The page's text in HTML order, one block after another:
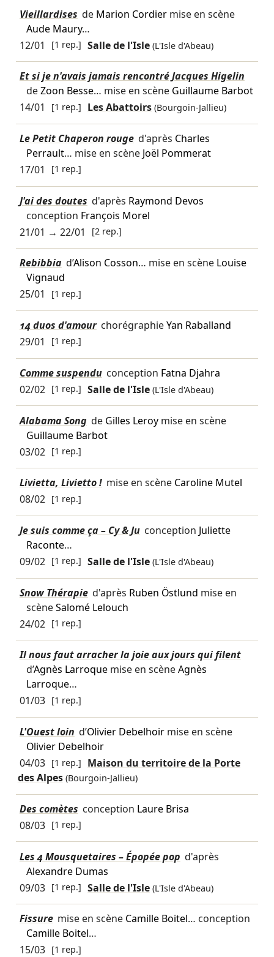
Vieillardises de Marion Cordiermise en scène
Aude Maury…
12/01
[1 rep.] Salle de l'Isle (L'Isle d'Abeau)
Et si je n'avais jamais rencontré Jacques Higelin
deZoon Besse… mise en scène Guillaume Barbot
14/01
[1 rep.] Les Abattoirs (Bourgoin-Jallieu)
Le Petit Chaperon rouge d'après Charles
Perrault… mise en scène Joël Pommerat
17/01
[1 rep.]
J'ai des doutes d'après Raymond Devos
conception François Morel
21/01 → 22/01 [2 rep.]
Rebibbia d’Alison Cosson… mise en scène Louise
Vignaud
25/01
[1 rep.]
14 duos d'amour chorégraphieYan Raballand
29/01
[1 rep.]
Comme suspendu conception Fatna Djahra
02/02 [1 rep.] Salle de l'Isle (L'Isle d'Abeau)
Alabama Song de Gilles Leroymise en scène
Guillaume Barbot
03/02 [1 rep.]
Livietta, Livietto ! mise en scène Caroline Mutel
08/02 [1 rep.]
Je suis comme ça – Cy & Ju conception Juliette
Raconte…
09/02 [1 rep.] Salle de l'Isle (L'Isle d'Abeau)
Snow Thérapie d'après Ruben Östlund mise en
scèneSalomé Lelouch
24/02 [1 rep.]
Il nous faut arracher la joie aux jours qui filent
d’Agnès Larroquemise en scèneAgnès
Larroque…
01/03 [1 rep.]
L'Ouest loin d’Olivier Debelhoirmise en scène
Olivier Debelhoir
04/03 [1 rep.]
Maison du territoire de la Porte
des Alpes (Bourgoin-Jallieu)
Des comètes conception Laure Brisa
08/03 [1 rep.]
Les 4 Mousquetaires – Épopée pop d'après
Alexandre Dumas
09/03 [1 rep.] Salle de l'Isle (L'Isle d'Abeau)
Fissure mise en scène Camille Boitel… conception
Camille Boitel…
15/03 [1 rep.]